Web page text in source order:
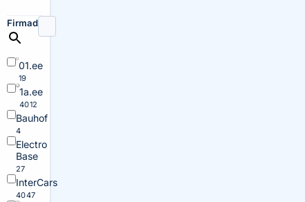
Firmad
01.ee
19
1a.ee
4012
Bauhof
4
Electro
Base
27
InterCars
4047